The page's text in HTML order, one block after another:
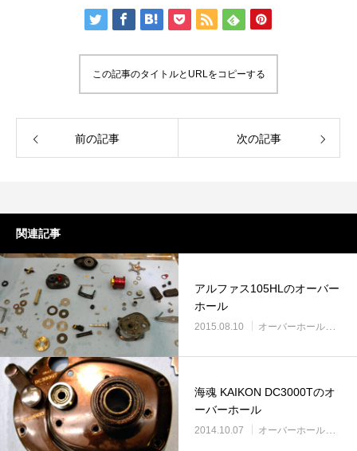
この記事のタイトルとURLをコピーする
前の記事 次の記事
関連記事
アルファス105HLのオーバー
ホール
2015.08.10 オーバーホール実例
海魂 KAIKON DC3000Tのオ
ーバーホール
2014.10.07 オーバーホール実例